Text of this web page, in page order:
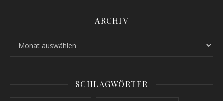
ARCHIV
SCHLAGWÖRTER